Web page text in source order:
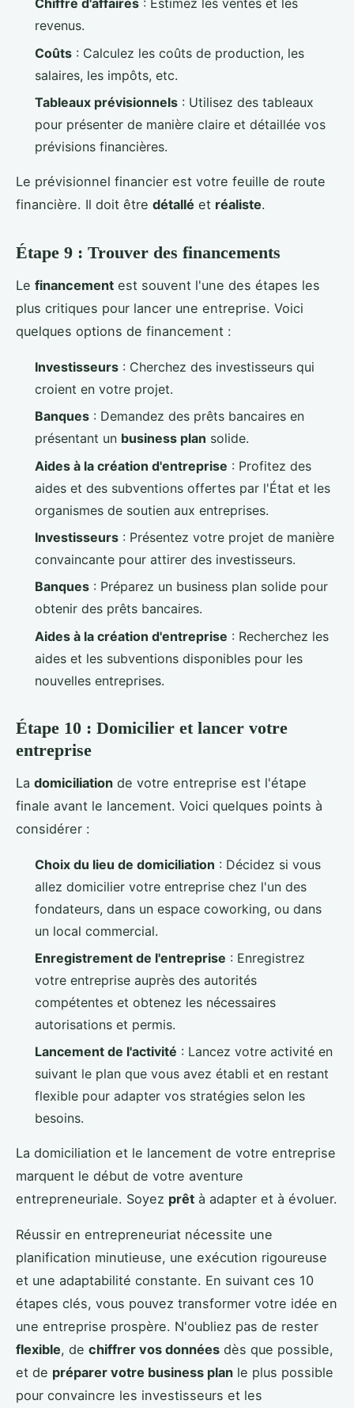
Chiffre d'affaires : Estimez les ventes et les
revenus.
Coûts : Calculez les coûts de production, les
salaires, les impôts, etc.
Tableaux prévisionnels : Utilisez des tableaux
pour présenter de manière claire et détaillée vos
prévisions financières.
Le prévisionnel financier est votre feuille de route
financière. Il doit être détallé et réaliste.
Étape 9 : Trouver des financements
Le financement est souvent l'une des étapes les
plus critiques pour lancer une entreprise. Voici
quelques options de financement :
Investisseurs : Cherchez des investisseurs qui
croient en votre projet.
Banques : Demandez des prêts bancaires en
présentant un business plan solide.
Aides à la création d'entreprise : Profitez des
aides et des subventions offertes par l'État et les
organismes de soutien aux entreprises.
Investisseurs : Présentez votre projet de manière
convaincante pour attirer des investisseurs.
Banques : Préparez un business plan solide pour
obtenir des prêts bancaires.
Aides à la création d'entreprise : Recherchez les
aides et les subventions disponibles pour les
nouvelles entreprises.
Étape 10 : Domicilier et lancer votre
entreprise
La domiciliation de votre entreprise est l'étape
finale avant le lancement. Voici quelques points à
considérer :
Choix du lieu de domiciliation : Décidez si vous
allez domicilier votre entreprise chez l'un des
fondateurs, dans un espace coworking, ou dans
un local commercial.
Enregistrement de l'entreprise : Enregistrez
votre entreprise auprès des autorités
compétentes et obtenez les nécessaires
autorisations et permis.
Lancement de l'activité : Lancez votre activité en
suivant le plan que vous avez établi et en restant
flexible pour adapter vos stratégies selon les
besoins.
La domiciliation et le lancement de votre entreprise
marquent le début de votre aventure
entrepreneuriale. Soyez prêt à adapter et à évoluer.
Réussir en entrepreneuriat nécessite une
planification minutieuse, une exécution rigoureuse
et une adaptabilité constante. En suivant ces 10
étapes clés, vous pouvez transformer votre idée en
une entreprise prospère. N'oubliez pas de rester
flexible, de chiffrer vos données dès que possible,
et de préparer votre business plan le plus possible
pour convaincre les investisseurs et les